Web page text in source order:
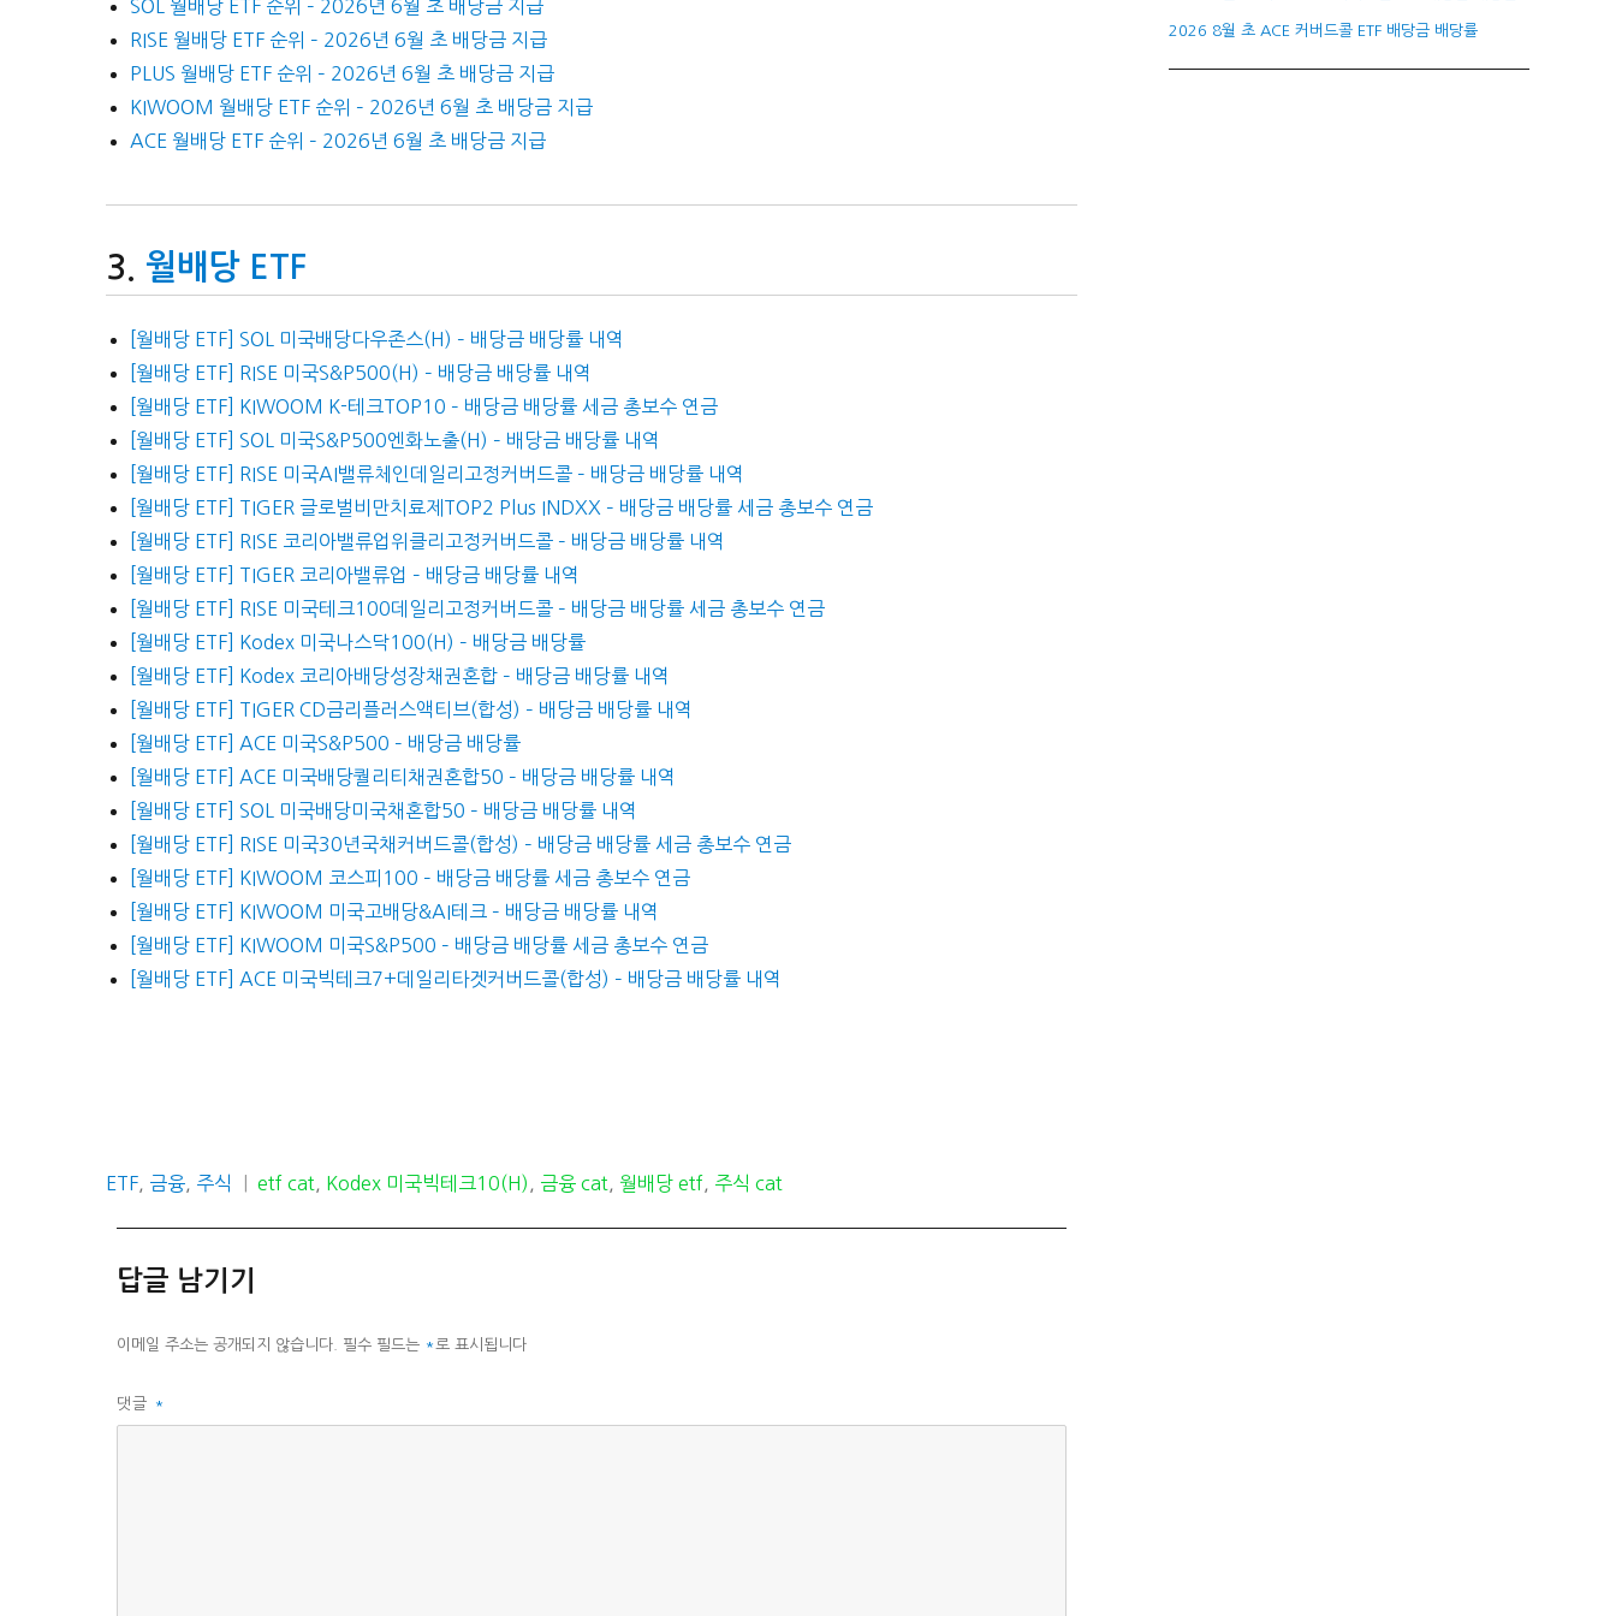
SOL 월배당 ETF 순위 – 2026년 6월 초 배당금 지급
RISE 월배당 ETF 순위 – 2026년 6월 초 배당금 지급
PLUS 월배당 ETF 순위 – 2026년 6월 초 배당금 지급
KIWOOM 월배당 ETF 순위 – 2026년 6월 초 배당금 지급
ACE 월배당 ETF 순위 – 2026년 6월 초 배당금 지급
월배당 ETF
[월배당 ETF] SOL 미국배당다우존스(H) – 배당금 배당률 내역
[월배당 ETF] RISE 미국S&P500(H) – 배당금 배당률 내역
[월배당 ETF] KIWOOM K-테크TOP10 – 배당금 배당률 세금 총보수 연금
[월배당 ETF] SOL 미국S&P500엔화노출(H) – 배당금 배당률 내역
[월배당 ETF] RISE 미국AI밸류체인데일리고정커버드콜 – 배당금 배당률 내역
[월배당 ETF] TIGER 글로벌비만치료제TOP2 Plus INDXX – 배당금 배당률 세금 총보수 연금
[월배당 ETF] RISE 코리아밸류업위클리고정커버드콜 – 배당금 배당률 내역
[월배당 ETF] TIGER 코리아밸류업 – 배당금 배당률 내역
[월배당 ETF] RISE 미국테크100데일리고정커버드콜 – 배당금 배당률 세금 총보수 연금
[월배당 ETF] Kodex 미국나스닥100(H) – 배당금 배당률
[월배당 ETF] Kodex 코리아배당성장채권혼합 – 배당금 배당률 내역
[월배당 ETF] TIGER CD금리플러스액티브(합성) – 배당금 배당률 내역
[월배당 ETF] ACE 미국S&P500 – 배당금 배당률
[월배당 ETF] ACE 미국배당퀄리티채권혼합50 – 배당금 배당률 내역
[월배당 ETF] SOL 미국배당미국채혼합50 – 배당금 배당률 내역
[월배당 ETF] RISE 미국30년국채커버드콜(합성) – 배당금 배당률 세금 총보수 연금
[월배당 ETF] KIWOOM 코스피100 – 배당금 배당률 세금 총보수 연금
[월배당 ETF] KIWOOM 미국고배당&AI테크 – 배당금 배당률 내역
[월배당 ETF] KIWOOM 미국S&P500 – 배당금 배당률 세금 총보수 연금
[월배당 ETF] ACE 미국빅테크7+데일리타겟커버드콜(합성) – 배당금 배당률 내역
카
리
ETF 금융 주식
태
etf cat Kodex 미국빅테크10(H) 금융 cat 월배당 etf 주식 cat
답글 남기기
이메일 주소는 공개되지 않습니다. 필수 필드는 *로 표시됩니다
댓글 *
2026 8월 초 ACE 커버드콜 ETF 배당금 배당률